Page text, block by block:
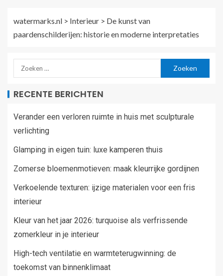
watermarks.nl > Interieur > De kunst van
paardenschilderijen: historie en moderne interpretaties
RECENTE BERICHTEN
Verander een verloren ruimte in huis met sculpturale
verlichting
Glamping in eigen tuin: luxe kamperen thuis
Zomerse bloemenmotieven: maak kleurrijke gordijnen
Verkoelende texturen: ijzige materialen voor een fris
interieur
Kleur van het jaar 2026: turquoise als verfrissende
zomerkleur in je interieur
High-tech ventilatie en warmteterugwinning: de
toekomst van binnenklimaat